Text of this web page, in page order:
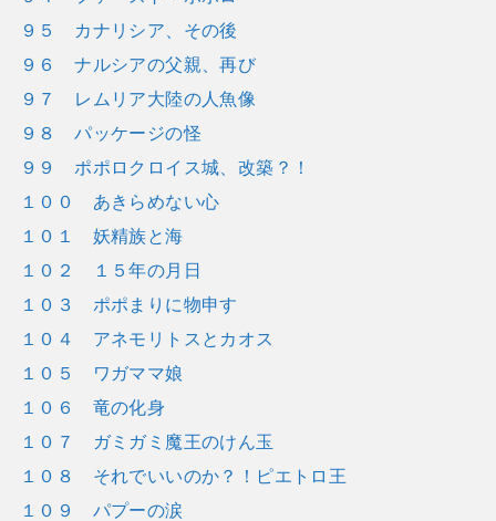
９５ カナリシア、その後
９６ ナルシアの父親、再び
９７ レムリア大陸の人魚像
９８ パッケージの怪
９９ ポポロクロイス城、改築？！
１００ あきらめない心
１０１ 妖精族と海
１０２ １５年の月日
１０３ ポポまりに物申す
１０４ アネモリトスとカオス
１０５ ワガママ娘
１０６ 竜の化身
１０７ ガミガミ魔王のけん玉
１０８ それでいいのか？！ピエトロ王
１０９ パプーの涙